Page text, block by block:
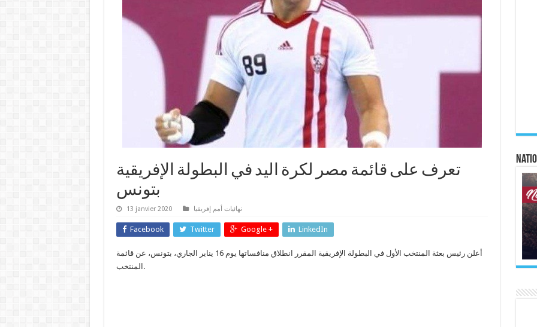
تعرف على قائمة مصر لكرة اليد في البطولة الإفريقية
بتونس
13 janvier 2020 نهائيات أمم إفريقيا
Facebook Twitter Google + LinkedIn
أعلن رئيس بعثة المنتخب الأول في البطولة الإفريقية المقرر انطلاق منافساتها يوم 16 يناير الجاري، بتونس، عن قائمة
المنتخب.